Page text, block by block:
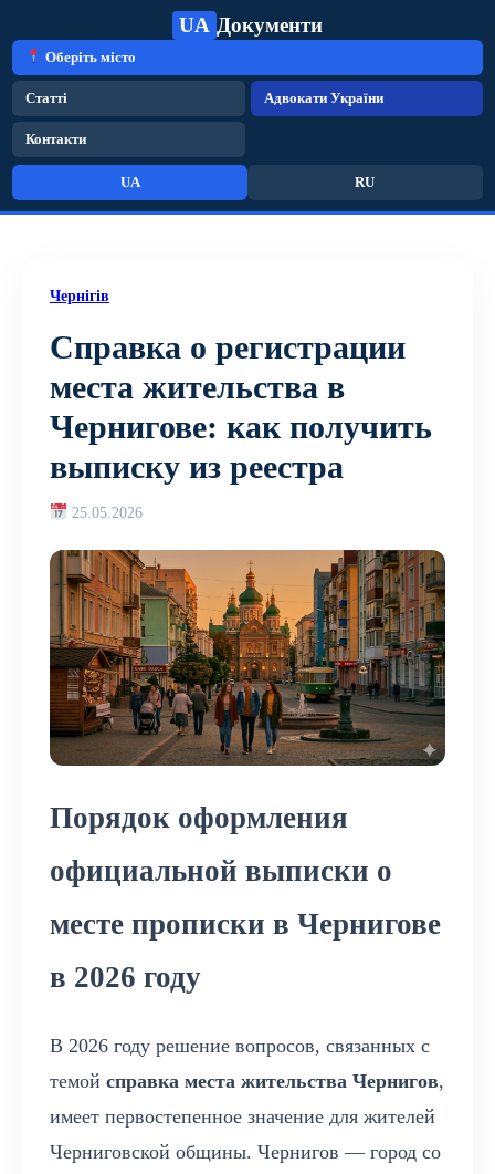
UA Документи
Оберіть місто
Статті Адвокати України
Контакти
UA RU
Чернігів
Справка о регистрации
места жительства в
Чернигове: как получить
выписку из реестра
25.05.2026
Порядок оформления
официальной выписки о
месте прописки в Чернигове
в 2026 году
В 2026 году решение вопросов, связанных с
темой справка места жительства Чернигов,
имеет первостепенное значение для жителей
Черниговской общины. Чернигов — город со